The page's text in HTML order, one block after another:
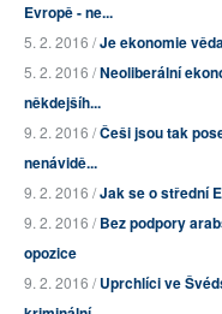
Evropě - ne...
5. 2. 2016 /Je ekonomie
5. 2. 2016 /Neoliberální
někdejšíh...
9. 2. 2016 /Češi jsou tak
nenávidě...
9. 2. 2016 /Jak se o střední
9. 2. 2016 /Bez podpory
opozice
9. 2. 2016 /Uprchlíci ve